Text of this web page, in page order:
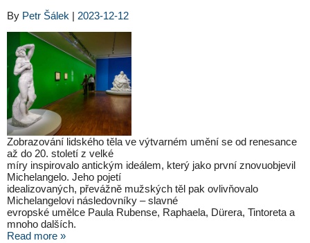
By Petr Šálek | 2023-12-12
Zobrazování lidského těla ve výtvarném umění se od renesance
až do 20. století z velké
míry inspirovalo antickým ideálem, který jako první znovuobjevil
Michelangelo. Jeho pojetí
idealizovaných, převážně mužských těl pak ovlivňovalo
Michelangelovi následovníky – slavné
evropské umělce Paula Rubense, Raphaela, Dürera, Tintoreta a
mnoho dalších.
Read more »